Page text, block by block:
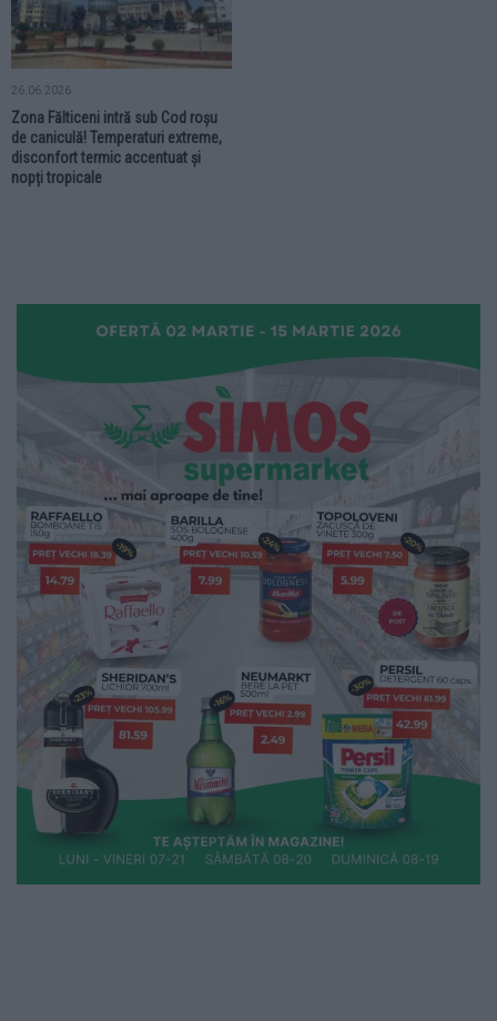
26.06.2026
Zona Fălticeni intră sub Cod roșu
de caniculă! Temperaturi extreme,
disconfort termic accentuat și
nopți tropicale